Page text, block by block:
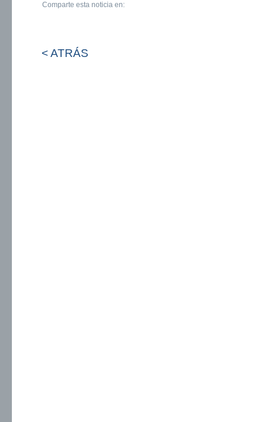
Comparte esta noticia en:
< ATRÁS